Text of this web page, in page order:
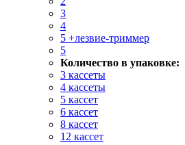
3
4
5 +лезвие-триммер
5
Количество в упаковке:
3 кассеты
4 кассеты
5 кассет
6 кассет
8 кассет
12 кассет